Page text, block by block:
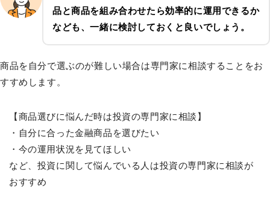
品と商品を組み合わせたら効率的に運用できるか
なども、一緒に検討しておくと良いでしょう。
商品を自分で選ぶのが難しい場合は専門家に相談することをお
すすめします。
【商品選びに悩んだ時は投資の専門家に相談】
・自分に合った金融商品を選びたい
・今の運用状況を見てほしい
など、投資に関して悩んでいる人は投資の専門家に相談が
おすすめ